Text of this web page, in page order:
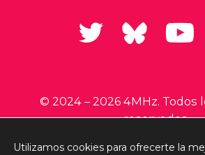
© 2024 – 2026 4MHz. Todos
reservados.
Utilizamos cookies para ofrecerte la